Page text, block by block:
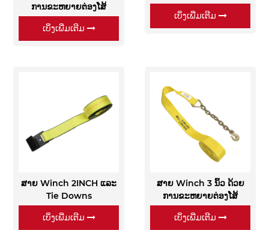
ການຂະຫຍາຍຕ່ອງໂສ້
ເບິ່ງເພີ່ມເຕີມ
ເບິ່ງເພີ່ມເຕີມ
ສາຍ Winch 2INCH ແລະ
Tie Downs
ເບິ່ງເພີ່ມເຕີມ
ສາຍ Winch 3 ນິ້ວ ດ້ວຍ
ການຂະຫຍາຍຕ່ອງໂສ້
ເບິ່ງເພີ່ມເຕີມ